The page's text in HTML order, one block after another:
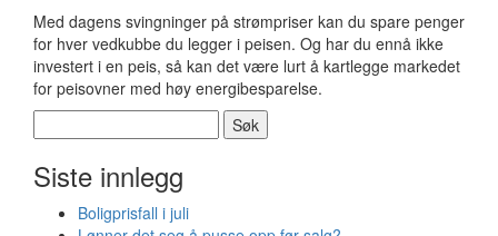
Med dagens svingninger på strømpriser kan du spare penger
for hver vedkubbe du legger i peisen. Og har du ennå ikke
investert i en peis, så kan det være lurt å kartlegge markedet
for peisovner med høy energibesparelse.
etter:
Siste innlegg
Boligprisfall i juli